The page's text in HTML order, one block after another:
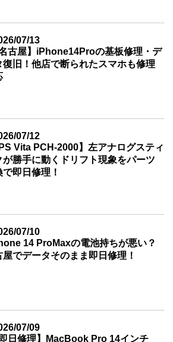
07/13
名古屋】iPhone14Proの基板修理・デ
復旧！他店で断られたスマホも修理
07/12
PS Vita PCH-2000】左アナログスティ
が勝手に動くドリフト現象をパーツ
で即日修理！
07/10
14 ProMaxの電池持ちが悪い？
屋でデータそのまま即日修理！
07/09
即日修理】MacBook Pro 14インチ